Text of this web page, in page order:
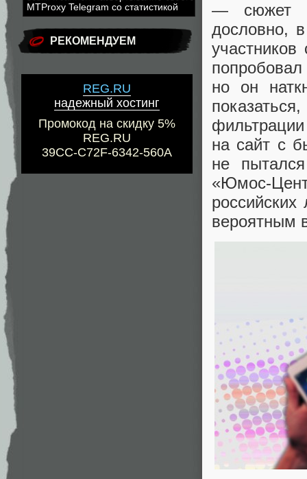
MTProxy Telegram со статистикой
РЕКОМЕНДУЕМ
REG.RU
надежный хостинг
Промокод на скидку 5%
REG.RU
39CC-C72F-6342-560A
— сюжет
дословно,
но он
показаться,
на сайт с
не
«Юмос-
вероятным